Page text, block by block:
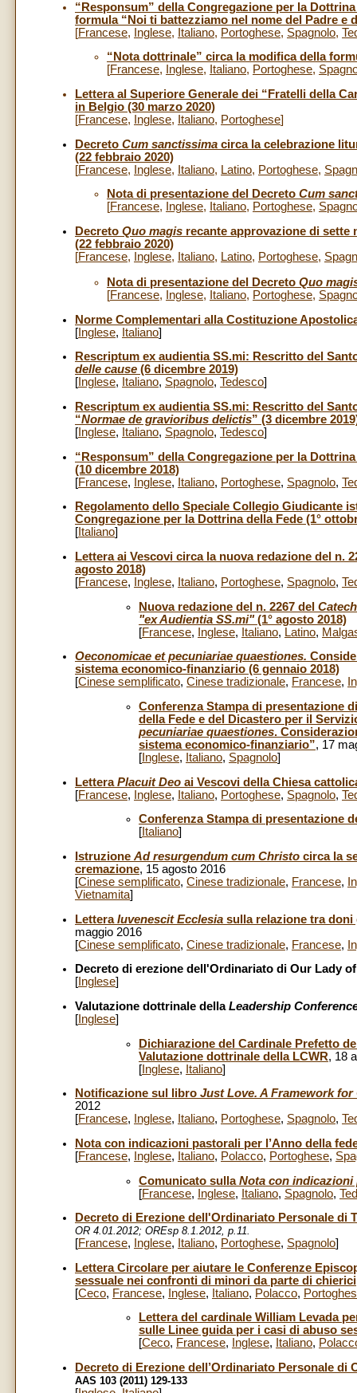
“Responsum” della Congregazione per la
formula “Noi ti battezziamo nel nome del Padre e
[Francese, Inglese, Italiano, Portoghese, Spagnolo,
“Nota dottrinale” circa la modifica della
[Francese, Inglese, Italiano, Portoghese,
Lettera al Superiore Generale dei “Fratelli della
in Belgio (30 marzo 2020)
[Francese, Inglese, Italiano, Portoghese]
Decreto Cum sanctissima circa la celebrazione
(22 febbraio 2020)
[Francese, Inglese, Italiano, Latino, Portoghese,
Nota di presentazione del Decreto Cum
[Francese, Inglese, Italiano, Portoghese,
Decreto Quo magis recante approvazione di
(22 febbraio 2020)
[Francese, Inglese, Italiano, Latino, Portoghese,
Nota di presentazione del Decreto Quo
[Francese, Inglese, Italiano, Portoghese,
Norme Complementari alla Costituzione
[ Inglese, Italiano]
Rescriptum ex audientia SS.mi: Rescritto del
delle cause (6 dicembre 2019)
[ Inglese, Italiano, Spagnolo, Tedesco]
Rescriptum ex audientia SS.mi: Rescritto del
“Normae de gravioribus delictis” (3 dicembre
[ Inglese, Italiano, Spagnolo, Tedesco]
“Responsum” della Congregazione per la
(10 dicembre 2018)
[Francese, Inglese, Italiano, Portoghese, Spagnolo,
Regolamento dello Speciale Collegio Giudicante
Congregazione per la Dottrina della Fede (1°
[ Italiano]
Lettera ai Vescovi circa la nuova redazione del n.
agosto 2018)
[Francese, Inglese, Italiano, Portoghese, Spagnolo,
Nuova redazione del n. 2267 del
"ex Audientia SS.mi"(1° agosto 2018)
[Francese, Inglese, Italiano, Latino,
Oeconomicae et pecuniariae quaestiones.
sistema economico-finanziario (6 gennaio 2018)
[Cinese semplificato, Cinese tradizionale, Francese,
Conferenza Stampa di presentazione
della Fede e del Dicastero per il
pecuniariae quaestiones.
sistema economico-finanziario”, 17
[ Inglese, Italiano, Spagnolo]
LetteraPlacuit Deo ai Vescovi della Chiesa
[Francese, Inglese, Italiano, Portoghese, Spagnolo,
Conferenza Stampa di presentazione
[ Italiano]
Istruzione Ad resurgendum cum Christo circa la
cremazione, 15 agosto 2016
[Cinese semplificato, Cinese tradizionale, Francese,
Vietnamita]
LetteraIuvenescit Ecclesia sulla relazione tra doni
maggio 2016
[Cinese semplificato, Cinese tradizionale, Francese,
Decreto di erezione dell'Ordinariato di Our Lady
[ Inglese]
Valutazione dottrinale dellaLeadership
[ Inglese]
Dichiarazione del Cardinale Prefetto
Valutazione dottrinale della LCWR, 18
[Inglese, Italiano]
Notificazione sul libro Just Love. A Framework
2012
[Francese, Inglese, Italiano, Portoghese, Spagnolo,
Nota con indicazioni pastorali per l’Anno della
[Francese, Inglese, Italiano, Polacco, Portoghese,
Comunicato sullaNota con indicazioni
[Francese, Inglese, Italiano, Spagnolo,
Decreto di Erezione dell'Ordinariato Personale di
OR 4.01.2012; OREsp 8.1.2012, p.11.
[Francese, Inglese, Italiano, Portoghese, Spagnolo]
Lettera Circolare per aiutare le Conferenze
sessuale nei confronti di minori da parte di chierici
[Ceco, Francese, Inglese, Italiano, Polacco,
Lettera del cardinale William Levada
sulle Linee guida per i casi di abuso
[Ceco, Francese, Inglese, Italiano,
Decreto di Erezione dell’Ordinariato Personale di
AAS 103 (2011) 129-133